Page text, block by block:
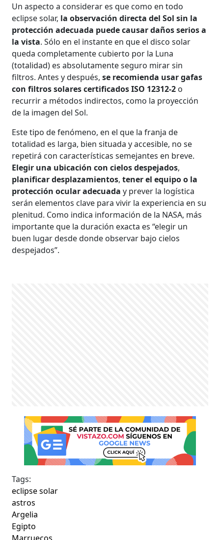
Un aspecto a considerar es que como en todo
eclipse solar, la observación directa del Sol sin la
protección adecuada puede causar daños serios a
la vista. Sólo en el instante en que el disco solar
queda completamente cubierto por la Luna
(totalidad) es absolutamente seguro mirar sin
filtros. Antes y después,se recomienda usar gafas
con filtros solares certificados ISO 12312-2 o
recurrir a métodos indirectos, como la proyección
de la imagen del Sol.
Este tipo de fenómeno, en el que la franja de
totalidad es larga, bien situada y accesible, no se
repetirá con características semejantes en breve.
Elegir una ubicación con cielos despejados,
planificar desplazamientos,tener el equipo o la
protección ocular adecuada y prever la logística
serán elementos clave para vivir la experiencia en su
plenitud. Como indica información de la NASA, más
importante que la duración exacta es “elegir un
buen lugar desde donde observar bajo cielos
despejados”.
Tags:
eclipse solar
astros
Argelia
Egipto